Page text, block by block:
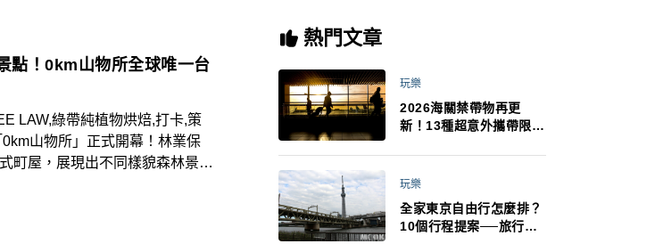
點！0km山物所全球唯一台
LAW,綠帶純植物烘焙,打卡,策
山物所」正式開幕！林業保
町屋，展現出不同樣貌森林景
熱門文章
玩樂
2026海關禁帶物再更
新！13種超意外攜帶限
最高還罰百萬！注意事項
玩樂
全家東京自由行怎麼排？
10個行程提案──旅行不